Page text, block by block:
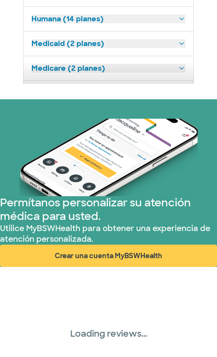
Humana (14 planes)
Medicaid (2 planes)
Medicare (2 planes)
Prism Electric (1 planes)
Plan de Salud Superior (19 planes)
Tricare (3 planes)
TriWest HealthCare (2 planes)
United HealthCare (33 planes)
WellMed (15 planes)
Permítanos personalizar su atención
médica para usted.
Utilice MyBSWHealth para obtener una experiencia de
atención personalizada.
Crear una cuenta MyBSWHealth
(abre en ventana nueva)
Loading reviews...